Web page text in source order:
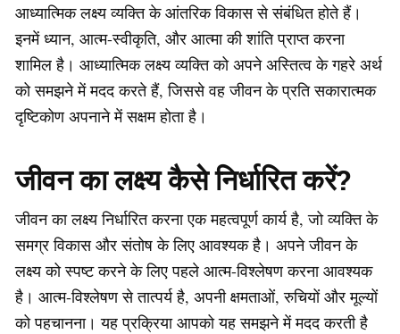
आध्यात्मिक लक्ष्य व्यक्ति के आंतरिक विकास से संबंधित होते हैं।
इनमें ध्यान, आत्म-स्वीकृति, और आत्मा की शांति प्राप्त करना
शामिल है। आध्यात्मिक लक्ष्य व्यक्ति को अपने अस्तित्व के गहरे अर्थ
को समझने में मदद करते हैं, जिससे वह जीवन के प्रति सकारात्मक
दृष्टिकोण अपनाने में सक्षम होता है।
जीवन का लक्ष्य कैसे निर्धारित करें?
जीवन का लक्ष्य निर्धारित करना एक महत्वपूर्ण कार्य है, जो व्यक्ति के
समग्र विकास और संतोष के लिए आवश्यक है। अपने जीवन के
लक्ष्य को स्पष्ट करने के लिए पहले आत्म-विश्लेषण करना आवश्यक
है। आत्म-विश्लेषण से तात्पर्य है, अपनी क्षमताओं, रुचियों और मूल्यों
को पहचानना। यह प्रक्रिया आपको यह समझने में मदद करती है